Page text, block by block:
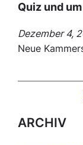
Quiz und
Dezember 4,
Neue
ARCHIV